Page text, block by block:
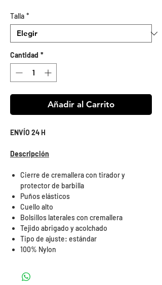
oferta
Talla *
Cantidad *
Añadir al Carrito
ENVÍO 24 H
Descripción
Cierre de cremallera con tirador y
protector de barbilla
Puños elásticos
Cuello alto
Bolsillos laterales con cremallera
Tejido abrigado y acolchado
Tipo de ajuste: estándar
100% Nylon